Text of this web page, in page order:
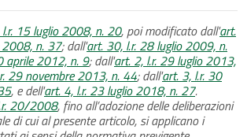
15 luglio 2008, n. 20, poi modificato dall'art.
2008, n. 37; dall'art. 30, l.r. 28 luglio 2009, n.
aprile 2012, n. 9; dall'art. 2, l.r. 29 luglio 2013,
29 novembre 2013, n. 44; dall'art. 3, l.r. 30
, e dell'art. 4, l.r. 23 luglio 2018, n. 27.
20/2008, fino all’adozione delle deliberazioni
di cui al presente articolo, si applicano i